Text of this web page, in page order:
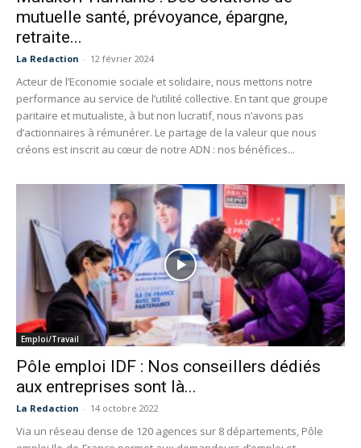
mutuelle santé, prévoyance, épargne,
retraite...
La Redaction - 12 février 2024
Acteur de l’Economie sociale et solidaire, nous mettons notre
performance au service de l’utilité collective. En tant que groupe
paritaire et mutualiste, à but non lucratif, nous n’avons pas
d’actionnaires à rémunérer. Le partage de la valeur que nous
créons est inscrit au cœur de notre ADN : nos bénéfices...
Emploi/Travail
Pôle emploi IDF : Nos conseillers dédiés
aux entreprises sont là...
La Redaction - 14 octobre 2022
Via un réseau dense de 120 agences sur 8 départements, Pôle